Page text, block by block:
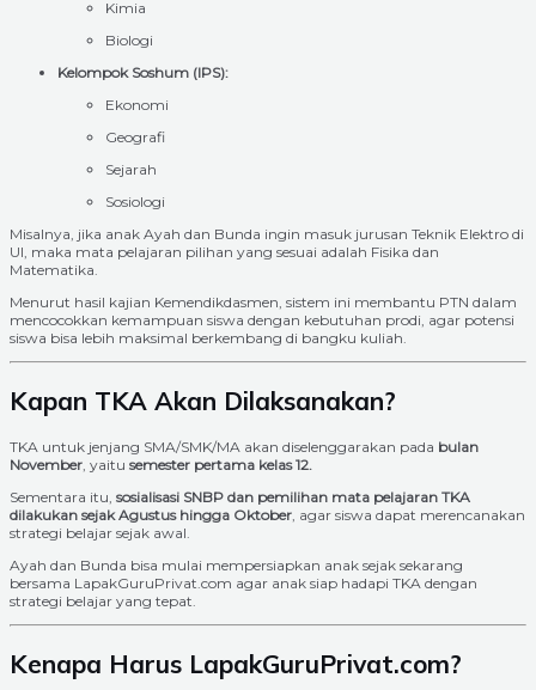
Kimia
Biologi
Kelompok Soshum (IPS):
Ekonomi
Geografi
Sejarah
Sosiologi
Misalnya, jika anak Ayah dan Bunda ingin masuk jurusan Teknik Elektro di
UI, maka mata pelajaran pilihan yang sesuai adalah Fisika dan
Matematika.
Menurut hasil kajian Kemendikdasmen, sistem ini membantu PTN dalam
mencocokkan kemampuan siswa dengan kebutuhan prodi, agar potensi
siswa bisa lebih maksimal berkembang di bangku kuliah.
Kapan TKA Akan Dilaksanakan?
TKA untuk jenjang SMA/SMK/MA akan diselenggarakan pada bulan
November, yaitu semester pertama kelas 12.
Sementara itu, sosialisasi SNBP dan pemilihan mata pelajaran TKA
dilakukan sejak Agustus hingga Oktober, agar siswa dapat merencanakan
strategi belajar sejak awal.
Ayah dan Bunda bisa mulai mempersiapkan anak sejak sekarang
bersama LapakGuruPrivat.com agar anak siap hadapi TKA dengan
strategi belajar yang tepat.
Kenapa Harus LapakGuruPrivat.com?